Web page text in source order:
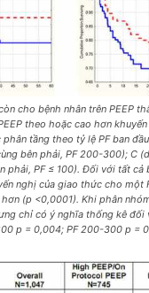
cho bệnh nhân trên PEEP
theo hoặc cao hơn
tầng theo tỷ lệ PF ban
bên phải, PF 200-300); C
phải, PF ≤ 100). Đối với tất cả
nghị của giao thức cho một
(p <0,0001). Khi phân
chỉ có ý nghĩa thống kê đối
p = 0,004; PF 200-300 p =